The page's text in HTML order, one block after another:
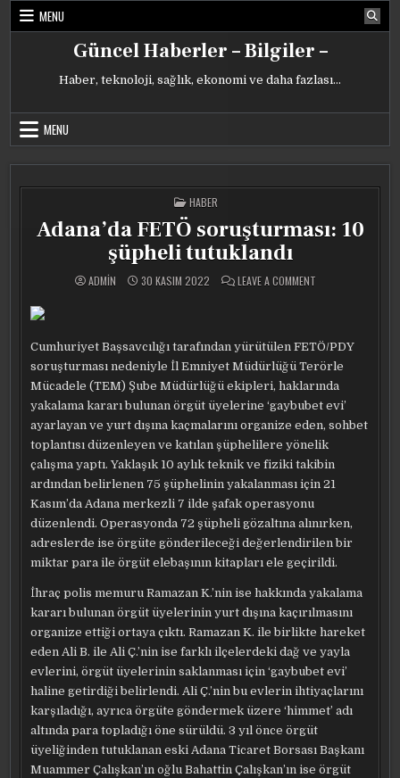
Skip
MENU
Güncel Haberler – Bilgiler –
Haber, teknoloji, sağlık, ekonomi ve daha fazlası…
MENU
POSTED
IN
HABER
Adana’da FETÖ soruşturması: 10
şüpheli tutuklandı
ADMIN 30 KASIM 2022 LEAVE A COMMENT
TUTUKLANDI
Cumhuriyet Başsavcılığı tarafından yürütülen FETÖ/PDY
soruşturması nedeniyle İl Emniyet Müdürlüğü Terörle
Mücadele (TEM) Şube Müdürlüğü ekipleri, haklarında
yakalama kararı bulunan örgüt üyelerine ‘gaybubet evi’
ayarlayan ve yurt dışına kaçmalarını organize eden, sohbet
toplantısı düzenleyen ve katılan şüphelilere yönelik
çalışma yaptı. Yaklaşık 10 aylık teknik ve fiziki takibin
ardından belirlenen 75 şüphelinin yakalanması için 21
Kasım’da Adana merkezli 7 ilde şafak operasyonu
düzenlendi. Operasyonda 72 şüpheli gözaltına alınırken,
adreslerde ise örgüte gönderileceği değerlendirilen bir
miktar para ile örgüt elebaşının kitapları ele geçirildi.
İhraç polis memuru Ramazan K.’nin ise hakkında yakalama
kararı bulunan örgüt üyelerinin yurt dışına kaçırılmasını
organize ettiği ortaya çıktı. Ramazan K. ile birlikte hareket
eden Ali B. ile Ali Ç.’nin ise farklı ilçelerdeki dağ ve yayla
evlerini, örgüt üyelerinin saklanması için ‘gaybubet evi’
haline getirdiği belirlendi. Ali Ç.’nin bu evlerin ihtiyaçlarını
karşıladığı, ayrıca örgüte göndermek üzere ‘himmet’ adı
altında para topladığı öne sürüldü. 3 yıl önce örgüt
üyeliğinden tutuklanan eski Adana Ticaret Borsası Başkanı
Muammer Çalışkan’ın oğlu Bahattin Çalışkan’ın ise örgüt